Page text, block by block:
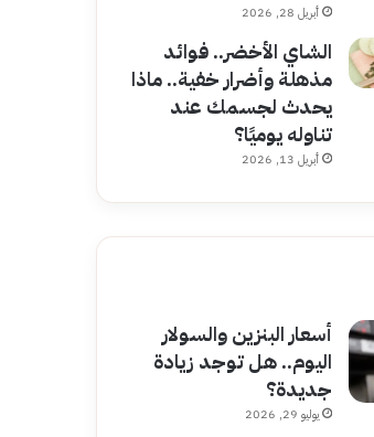
أبريل 28, 2026
الشاي الأخضر.. فوائد
مذهلة وأضرار خفية.. ماذا
يحدث لجسمك عند
تناوله يوميًا؟
أبريل 13, 2026
أسعار البنزين والسولار
اليوم.. هل توجد زيادة
جديدة؟
يوليو 29, 2026